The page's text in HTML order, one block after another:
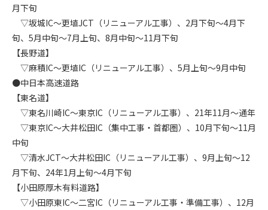
月下旬
▽坂城IC～更埴JCT（リニューアル工事）、2月下旬～4月下
旬、5月中旬～7月上旬、8月中旬～11月下旬
【長野道】
▽麻積IC～更埴IC（リニューアル工事）、5月上旬～9月中旬
●中日本高速道路
【東名道】
▽東名川崎IC～東京IC（リニューアル工事）、21年11月～通年
▽東京IC～大井松田IC（集中工事・首都圏）、10月下旬～11月
中旬
▽清水JCT～大井松田IC（リニューアル工事）、9月上旬～12
月下旬、24年1月上旬～4月下旬
【小田原厚木有料道路】
▽小田原東IC～二宮IC（リニューアル工事・準備工事）、12月
(1) 会員申し込みをした者が実在しなかった場合
(2) 本規約に違反した場合/li>
(3) 会員申し込みの際、申告事項に虚偽があった場合
(4) 会員申込者が管理者所定の手続き通りに会員申込手続き処
理を行わなかった場合
(5) その他管理者が会員とすることを不適当と判断した場合
2. 管理者は承認後であっても承認した会員が前項の何れかに該
当することが判明した場合、会員資格を取り消すことがあり
ます。
第5条（IDおよびパスワードの管理）
1. 会員は申込の際に管理者が発行したIDおよびパスワードの使
用および管理について責任を負うものとします。
2. 会員は、自己のIDおよびパスワードを、貸与、譲渡、売買、
その他形態を問わず、第三者に利用させることはできませ